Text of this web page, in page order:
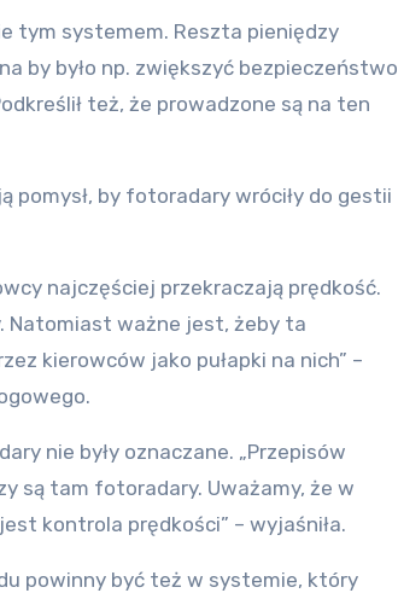
tym systemem. Reszta pieniędzy
by było np. zwiększyć bezpieczeństwo
też, że prowadzone są na ten
pomysł, by fotoradary wróciły do gestii
najczęściej przekraczają prędkość.
Natomiast ważne jest, żeby ta
kierowców jako pułapki na nich” –
nie były oznaczane. „Przepisów
są tam fotoradary. Uważamy, że w
kontrola prędkości” – wyjaśniła.
powinny być też w systemie, który